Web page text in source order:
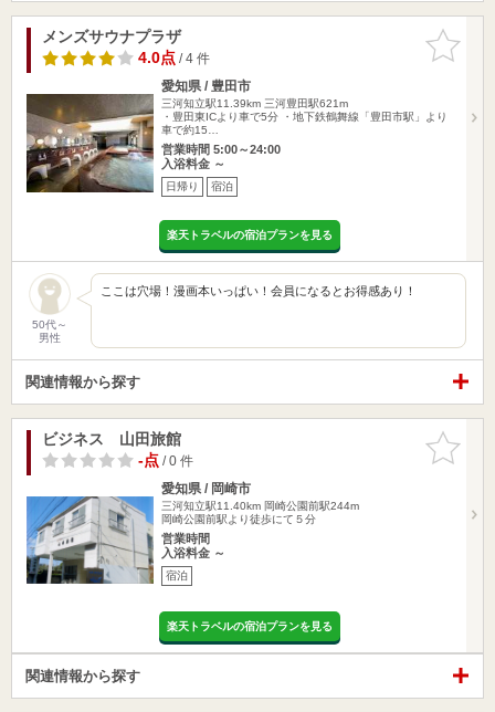
お気に入
りに追加
メンズサウナプラザ
4.0点/ 4 件
愛知県 / 豊田市
三河知立駅11.39km 三河豊田駅621m
・豊田東ICより車で5分 ・地下鉄鶴舞線「豊田市駅」より
車で約15…
営業時間 5:00～24:00
入浴料金 ～
日帰り 宿泊
楽天トラベルの宿泊プランを見る
50代～
男性
ここは穴場！漫画本いっぱい！会員になるとお得感あり！
関連情報から探す
お気に入
りに追加
ビジネス 山田旅館
-点/ 0 件
愛知県 / 岡崎市
三河知立駅11.40km 岡崎公園前駅244m
岡崎公園前駅より徒歩にて５分
営業時間
入浴料金 ～
宿泊
楽天トラベルの宿泊プランを見る
関連情報から探す